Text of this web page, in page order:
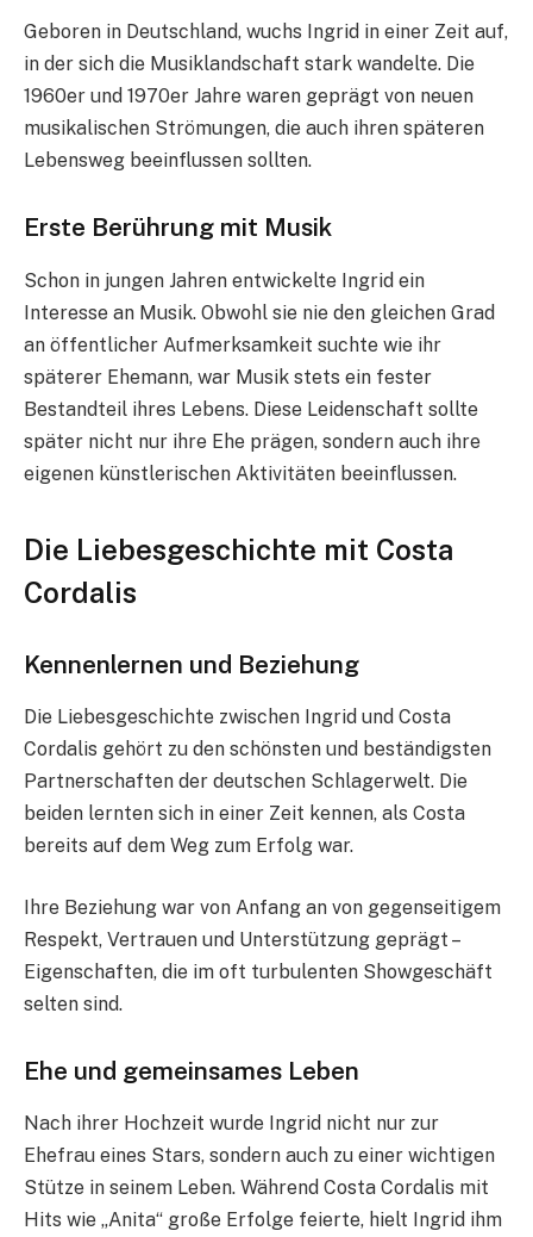
Geboren in Deutschland, wuchs Ingrid in einer Zeit auf,
in der sich die Musiklandschaft stark wandelte. Die
1960er und 1970er Jahre waren geprägt von neuen
musikalischen Strömungen, die auch ihren späteren
Lebensweg beeinflussen sollten.
Erste Berührung mit Musik
Schon in jungen Jahren entwickelte Ingrid ein
Interesse an Musik. Obwohl sie nie den gleichen Grad
an öffentlicher Aufmerksamkeit suchte wie ihr
späterer Ehemann, war Musik stets ein fester
Bestandteil ihres Lebens. Diese Leidenschaft sollte
später nicht nur ihre Ehe prägen, sondern auch ihre
eigenen künstlerischen Aktivitäten beeinflussen.
Die Liebesgeschichte mit Costa
Cordalis
Kennenlernen und Beziehung
Die Liebesgeschichte zwischen Ingrid und Costa
Cordalis gehört zu den schönsten und beständigsten
Partnerschaften der deutschen Schlagerwelt. Die
beiden lernten sich in einer Zeit kennen, als Costa
bereits auf dem Weg zum Erfolg war.
Ihre Beziehung war von Anfang an von gegenseitigem
Respekt, Vertrauen und Unterstützung geprägt –
Eigenschaften, die im oft turbulenten Showgeschäft
selten sind.
Ehe und gemeinsames Leben
Nach ihrer Hochzeit wurde Ingrid nicht nur zur
Ehefrau eines Stars, sondern auch zu einer wichtigen
Stütze in seinem Leben. Während Costa Cordalis mit
Hits wie „Anita“ große Erfolge feierte, hielt Ingrid ihm